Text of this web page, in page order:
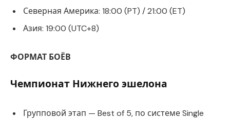
Северная Америка: 18:00 (PT) / 21:00 (ET)
Азия: 19:00 (UTC+8)
ФОРМАТ БОЁВ
Чемпионат Нижнего эшелона
Групповой этап — Best of 5, по системе Single